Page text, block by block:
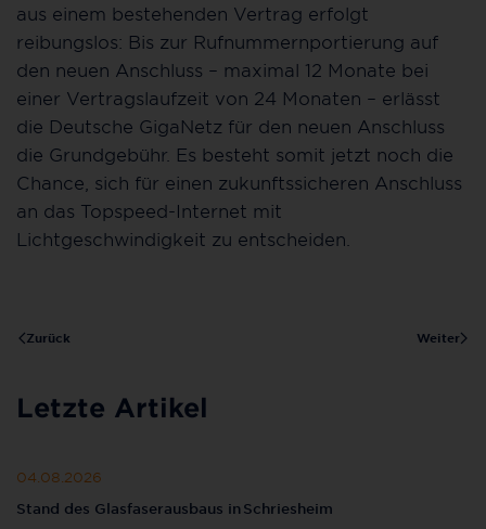
aus einem bestehenden Vertrag erfolgt
reibungslos: Bis zur Rufnummernportierung auf
den neuen Anschluss – maximal 12 Monate bei
einer Vertragslaufzeit von 24 Monaten – erlässt
die Deutsche GigaNetz für den neuen Anschluss
die Grundgebühr. Es besteht somit jetzt noch die
Chance, sich für einen zukunftssicheren Anschluss
an das Topspeed-Internet mit
Lichtgeschwindigkeit zu entscheiden.
Zurück Weiter
Letzte Artikel
04.08.2026
Stand des Glasfaserausbaus in Schriesheim